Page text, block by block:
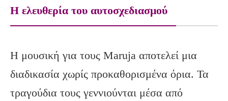
Η ελευθερία του αυτοσχεδιασμού
Η μουσική για τους Maruja αποτελεί μια
διαδικασία χωρίς προκαθορισμένα όρια. Τα
τραγούδια τους γεννιούνται μέσα από